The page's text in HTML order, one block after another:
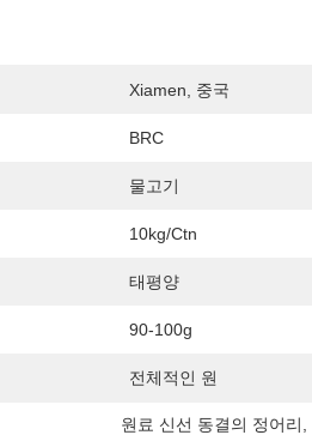
Xiamen, 중국
BRC
물고기
10kg/ctn
태평양
90-100g
전체적인 원
원료 신선 동결의 정어리